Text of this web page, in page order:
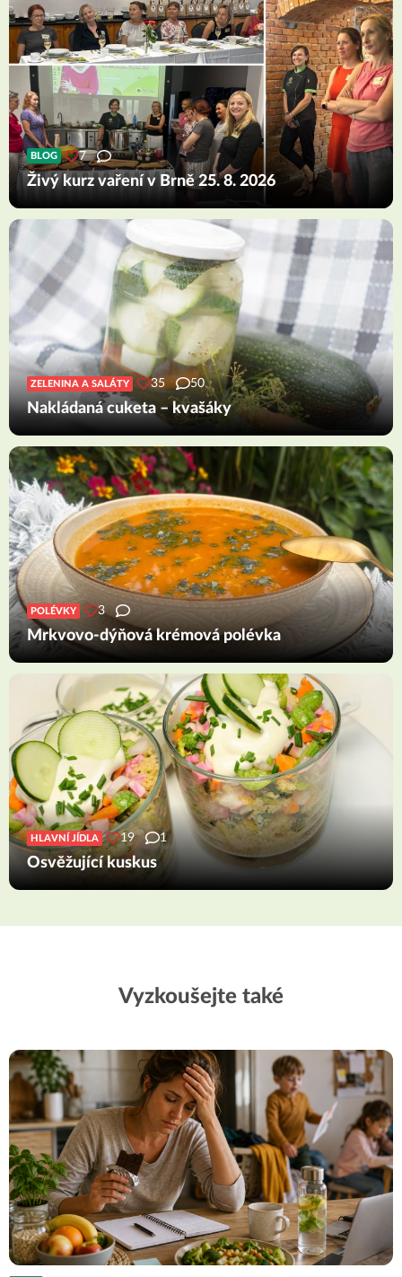
BLOG 7
Živý kurz vaření v Brně 25. 8. 2026
ZELENINA A SALÁTY 35 50
Nakládaná cuketa – kvašáky
POLÉVKY 3
Mrkvovo-dýňová krémová polévka
HLAVNÍ JÍDLA 19 1
Osvěžující kuskus
Vyzkoušejte také